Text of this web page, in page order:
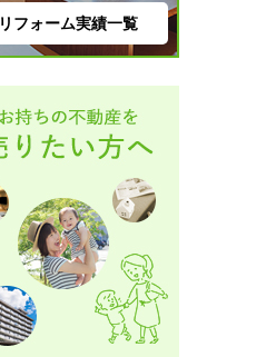
リフォーム実績一覧